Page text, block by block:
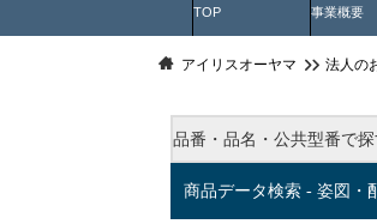
TOP 事業概要
アイリスオーヤマ 法人の
品番・品名・公共型番で探
商品データ検索 - 姿図・